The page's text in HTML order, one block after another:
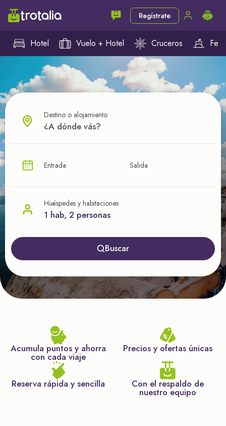
Regístrate
Hotel Vuelo + Hotel Cruceros
¿CUÁL VA A SER TU PRÓXIMO TROTE?
nuestras ofertas
Destino o alojamiento
Entrada Salida
Huéspedes y habitaciones
1 hab, 2 personas
Buscar
Acumula puntos y ahorra
con cada viaje
Precios y ofertas únicas
Reserva rápida y sencilla Con el respaldo de
nuestro equipo